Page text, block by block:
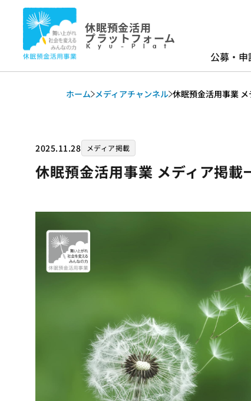
休眠預金活用
プラットフォーム
Kyu-Plat
公募・申
ホーム メディアチャンネル 休眠預金活用事業
2025.11.28 メディア掲載
休眠預金活用事業 メディア掲